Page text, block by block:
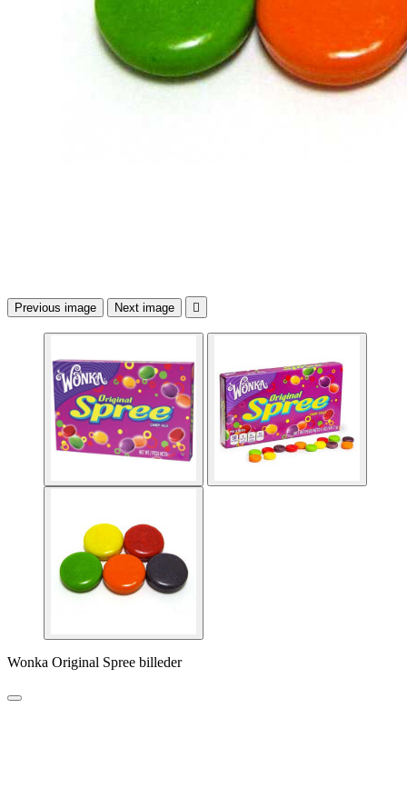
Previous image Next image 
Wonka Original Spree billeder